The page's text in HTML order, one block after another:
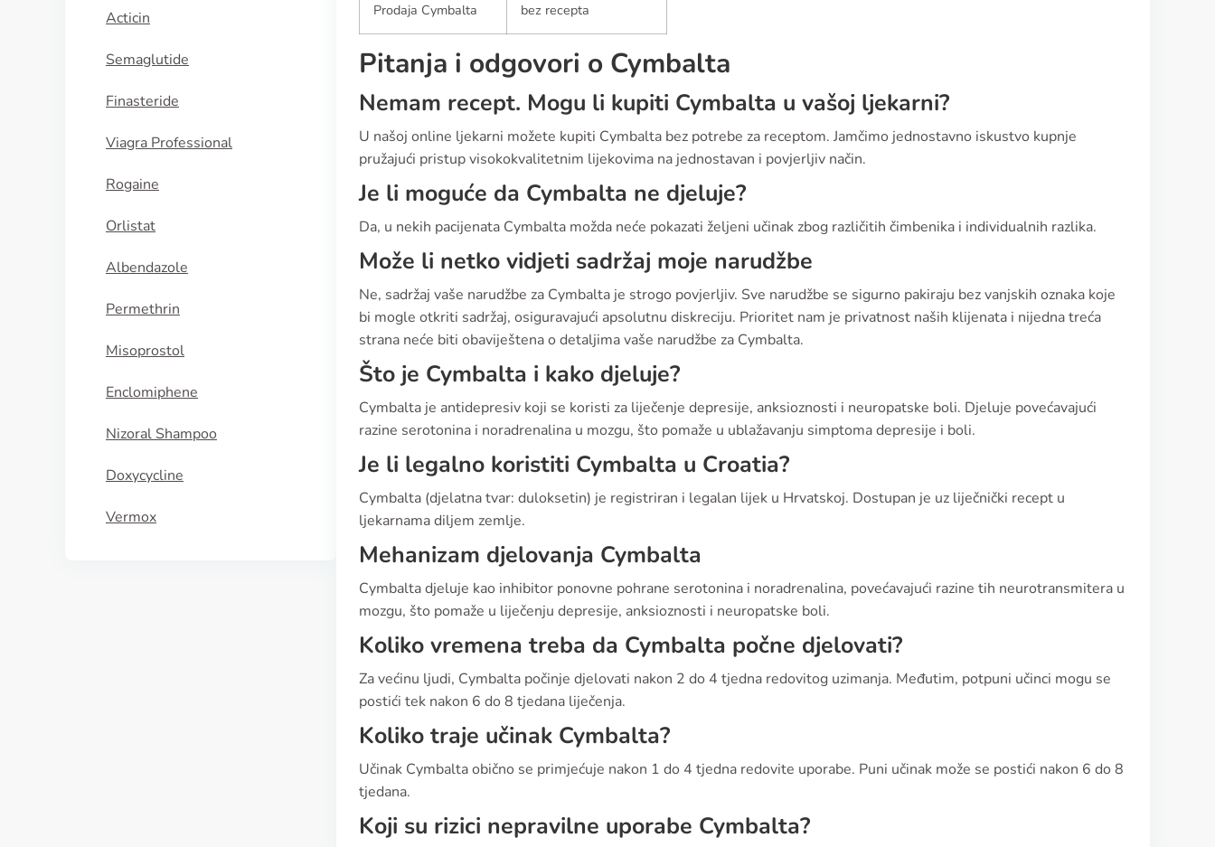
Acticin
Semaglutide
Finasteride
Viagra Professional
Rogaine
Orlistat
Albendazole
Permethrin
Misoprostol
Enclomiphene
Nizoral Shampoo
Doxycycline
Vermox
Prodaja Cymbalta bez recepta
Pitanja i odgovori o Cymbalta
Nemam recept. Mogu li kupiti Cymbalta u vašoj ljekarni?
U našoj online ljekarni možete kupiti Cymbalta bez potrebe za receptom. Jamčimo jednostavno iskustvo kupnje
pružajući pristup visokokvalitetnim lijekovima na jednostavan i povjerljiv način.
Je li moguće da Cymbalta ne djeluje?
Da, u nekih pacijenata Cymbalta možda neće pokazati željeni učinak zbog različitih čimbenika i individualnih razlika.
Može li netko vidjeti sadržaj moje narudžbe
Ne, sadržaj vaše narudžbe za Cymbalta je strogo povjerljiv. Sve narudžbe se sigurno pakiraju bez vanjskih oznaka koje
bi mogle otkriti sadržaj, osiguravajući apsolutnu diskreciju. Prioritet nam je privatnost naših klijenata i nijedna treća
strana neće biti obaviještena o detaljima vaše narudžbe za Cymbalta.
Što je Cymbalta i kako djeluje?
Cymbalta je antidepresiv koji se koristi za liječenje depresije, anksioznosti i neuropatske boli. Djeluje povećavajući
razine serotonina i noradrenalina u mozgu, što pomaže u ublažavanju simptoma depresije i boli.
Je li legalno koristiti Cymbalta u Croatia?
Cymbalta (djelatna tvar: duloksetin) je registriran i legalan lijek u Hrvatskoj. Dostupan je uz liječnički recept u
ljekarnama diljem zemlje.
Mehanizam djelovanja Cymbalta
Cymbalta djeluje kao inhibitor ponovne pohrane serotonina i noradrenalina, povećavajući razine tih neurotransmitera u
mozgu, što pomaže u liječenju depresije, anksioznosti i neuropatske boli.
Koliko vremena treba da Cymbalta počne djelovati?
Za većinu ljudi, Cymbalta počinje djelovati nakon 2 do 4 tjedna redovitog uzimanja. Međutim, potpuni učinci mogu se
postići tek nakon 6 do 8 tjedana liječenja.
Koliko traje učinak Cymbalta?
Učinak Cymbalta obično se primjećuje nakon 1 do 4 tjedna redovite uporabe. Puni učinak može se postići nakon 6 do 8
tjedana.
Koji su rizici nepravilne uporabe Cymbalta?